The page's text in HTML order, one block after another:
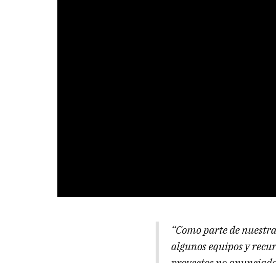
“Como parte de
algunos equipos y